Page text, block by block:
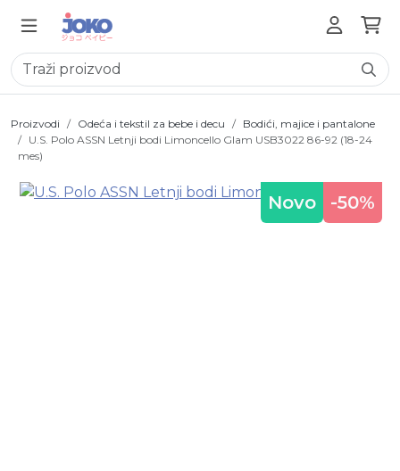
Proizvodi Odeća i tekstil za bebe i decu
Bodići, majice i pantalone
U.S. Polo ASSN Letnji bodi Limoncello Glam USB3022 86-92 (18-24
mes)
Novo -50%